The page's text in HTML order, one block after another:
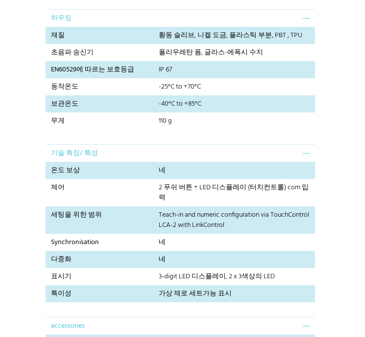
하우징
재질
황동 슬리브, 니켈 도금, 플라스틱 부분, PBT , TPU
초음파 송신기
폴리우레탄 폼, 글라스-에폭시 수지
EN60529에 따르는 보호등급
IP 67
동작온도
-25°C to +70°C
보관온도
-40°C to +85°C
무게
110 g
기술 특징/ 특성
온도 보상
네
제어
2 푸쉬 버튼 + LED 디스플레이 (터치컨트롤) com 입
력
세팅을 위한 범위
Teach-in and numeric configuration via TouchControl
LCA-2 with LinkControl
Synchronisation
네
다중화
네
표시기
3-digit LED 디스플레이, 2 x 3색상의 LED
특이성
가상 제로 세트가능 표시
accessories